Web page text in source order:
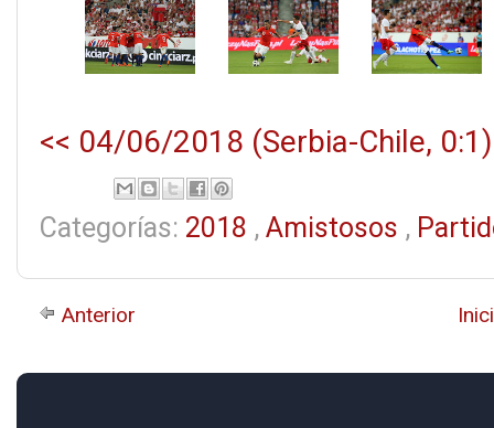
<< 04/06/2018 (Serbia-Chile, 0:1)
Categorías: 2018 , Amistosos ,
Anterior